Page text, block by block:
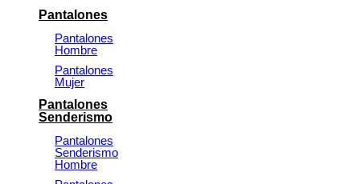
Pantalones
Pantalones
Hombre
Pantalones
Mujer
Pantalones
Senderismo
Pantalones
Senderismo
Hombre